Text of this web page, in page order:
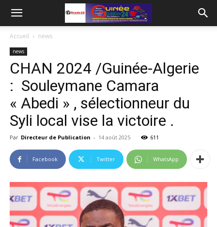
Accueil news
news
CHAN 2024 /Guinée-Algerie
: Souleymane Camara
« Abedi » , sélectionneur du
Syli local vise la victoire .
Par Directeur de Publication - 14 août 2025 611
Facebook Twitter WhatsApp